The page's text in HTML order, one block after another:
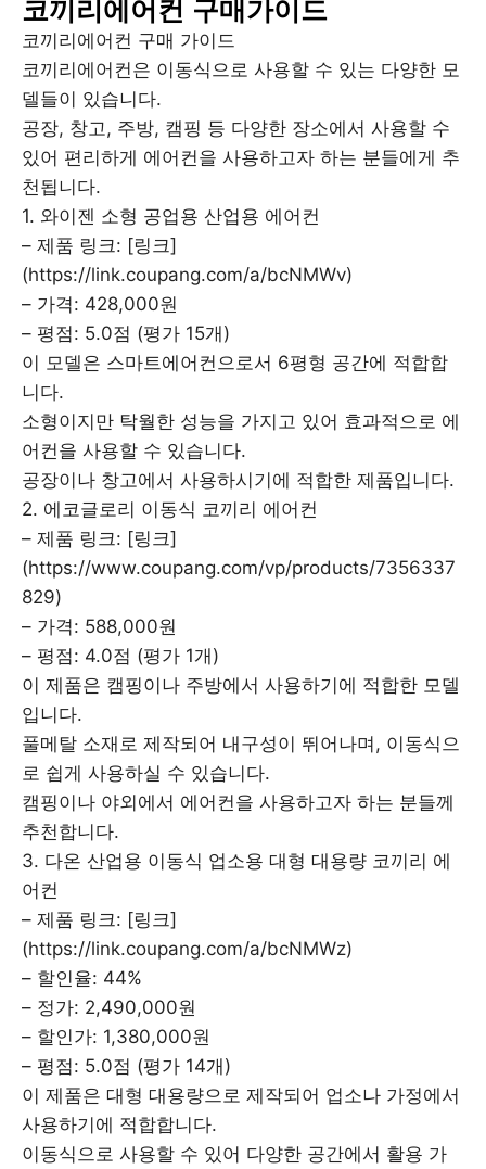
코끼리에어컨 구매가이드
코끼리에어컨 구매 가이드
코끼리에어컨은 이동식으로 사용할 수 있는 다양한 모
델들이 있습니다.
공장, 창고, 주방, 캠핑 등 다양한 장소에서 사용할 수
있어 편리하게 에어컨을 사용하고자 하는 분들에게 추
천됩니다.
1. 와이젠 소형 공업용 산업용 에어컨
– 제품 링크: [링크]
(https://link.coupang.com/a/bcNMWv)
– 가격: 428,000원
– 평점: 5.0점 (평가 15개)
이 모델은 스마트에어컨으로서 6평형 공간에 적합합
니다.
소형이지만 탁월한 성능을 가지고 있어 효과적으로 에
어컨을 사용할 수 있습니다.
공장이나 창고에서 사용하시기에 적합한 제품입니다.
2. 에코글로리 이동식 코끼리 에어컨
– 제품 링크: [링크]
(https://www.coupang.com/vp/products/7356337
829)
– 가격: 588,000원
– 평점: 4.0점 (평가 1개)
이 제품은 캠핑이나 주방에서 사용하기에 적합한 모델
입니다.
풀메탈 소재로 제작되어 내구성이 뛰어나며, 이동식으
로 쉽게 사용하실 수 있습니다.
캠핑이나 야외에서 에어컨을 사용하고자 하는 분들께
추천합니다.
3. 다온 산업용 이동식 업소용 대형 대용량 코끼리 에
어컨
– 제품 링크: [링크]
(https://link.coupang.com/a/bcNMWz)
– 할인율: 44%
– 정가: 2,490,000원
– 할인가: 1,380,000원
– 평점: 5.0점 (평가 14개)
이 제품은 대형 대용량으로 제작되어 업소나 가정에서
사용하기에 적합합니다.
이동식으로 사용할 수 있어 다양한 공간에서 활용 가